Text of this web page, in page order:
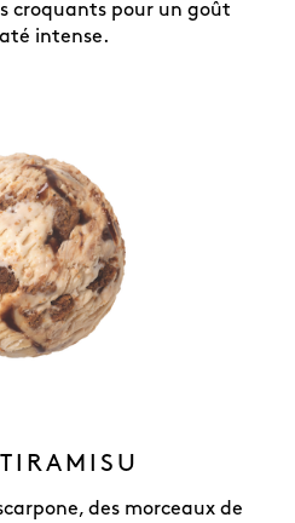
croquants pour un goût
intense.
des morceaux de